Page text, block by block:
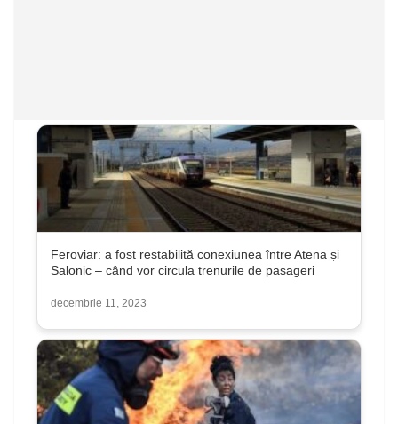
Feroviar: a fost restabilită conexiunea între Atena și
Salonic – când vor circula trenurile de pasageri
decembrie 11, 2023